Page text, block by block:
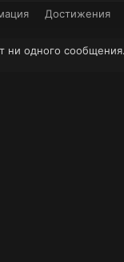
Достижения
ни одного сообщения.